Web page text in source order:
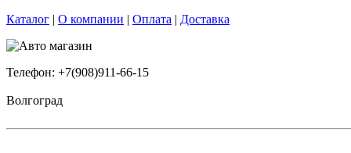
Каталог | О компании | Оплата | Доставка
Телефон: +7(908)911-66-15
Волгоград